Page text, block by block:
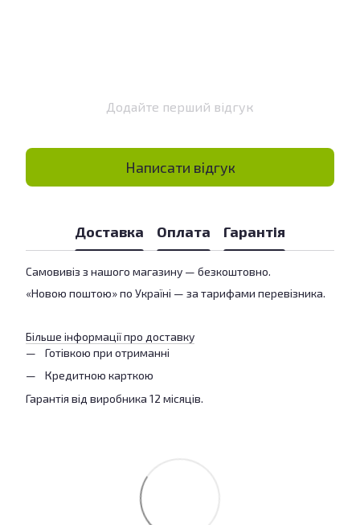
Додайте перший відгук
Написати відгук
Доставка Оплата Гарантія
Самовивіз з нашого магазину — безкоштовно.
«Новою поштою» по Україні — за тарифами перевізника.
Більше інформації про доставку
Готівкою при отриманні
Кредитною карткою
Гарантія від виробника 12 місяців.